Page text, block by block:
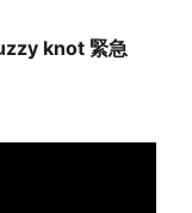
knot 緊急